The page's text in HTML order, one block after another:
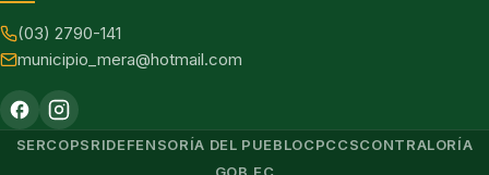
(03) 2790-141
municipio_mera@hotmail.com
SERCOPSRIDEFENSORÍA DEL PUEBLOCPCCSCONTRALORÍA